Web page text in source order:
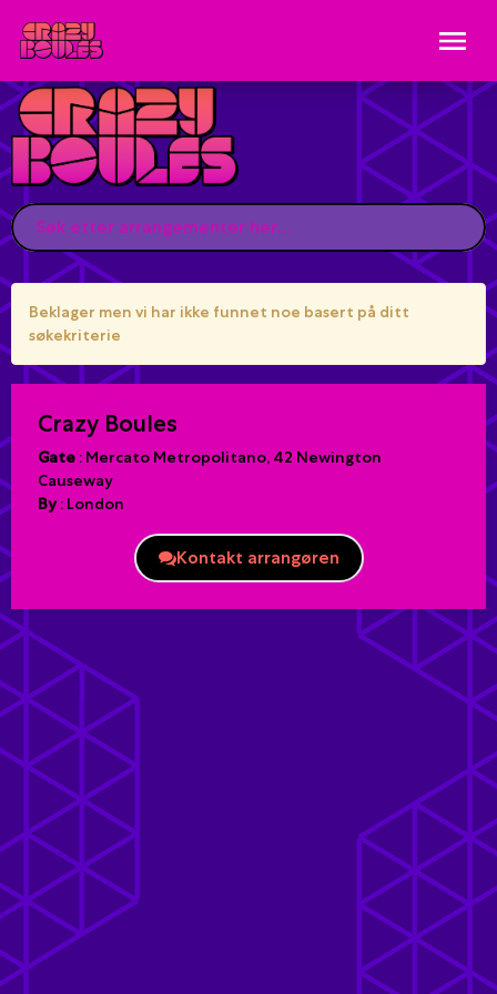
Beklager men vi har ikke funnet noe basert på ditt
søkekriterie
Crazy Boules
Gate : Mercato Metropolitano, 42 Newington
Causeway
By : London
Kontakt arrangøren